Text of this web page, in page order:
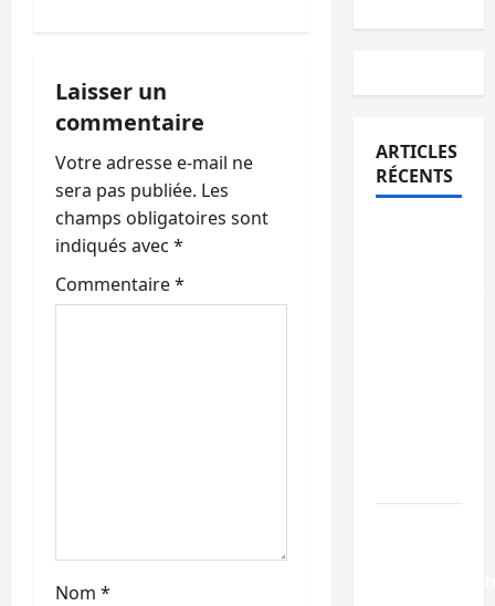
o
n
d
’
a
e
Laisser un
commentaire
Votre adresse e-mail ne
sera pas publiée. Les
champs obligatoires sont
indiqués avec *
Commentaire*
Nom *
ARTICLES
RÉCENTS